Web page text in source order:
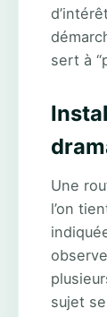
sert à
Une
l’on
sujet